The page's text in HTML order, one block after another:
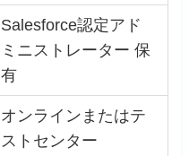
Salesforce認定アド
ミニストレーター 保
有
オンラインまたはテ
ストセンター